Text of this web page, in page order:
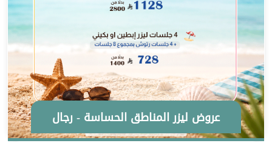
عروض ليزر المناطق الحساسة - رجال